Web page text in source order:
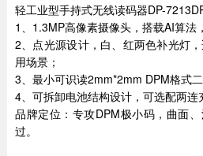
轻工业型手持式无线读码器DP-
1、1.3MP高像素摄像头，搭载AI算法
2、点光源设计，白、红两色补光灯
用场景；
3、最小可识读2mm*2mm DPM格式二
4、可拆卸电池结构设计，可选配两连
品牌定位：专攻DPM极小码，曲面
过。